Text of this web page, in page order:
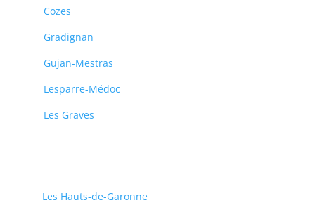
Cozes
Gradignan
Gujan-Mestras
Lesparre-Médoc
Les Graves
Les Hauts-de-Garonne